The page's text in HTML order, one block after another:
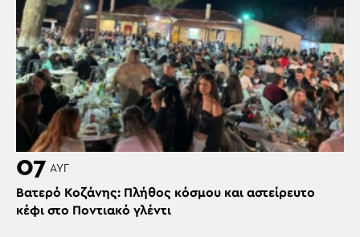
07 ΑΥΓ
Βατερό Κοζάνης: Πλήθος κόσμου και αστείρευτο
κέφι στο Ποντιακό γλέντι